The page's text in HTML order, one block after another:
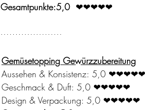
Gesamtpunkte:5,0
  ❤❤❤❤
❤
Gemüsetopping Gewürzzubereitung
Aussehen & Konsistenz: 5,0 ❤❤❤❤❤
Geschmack & Duft: 5,0 ❤❤❤❤❤
Design & Verpackung: 5,0 ❤❤❤❤❤